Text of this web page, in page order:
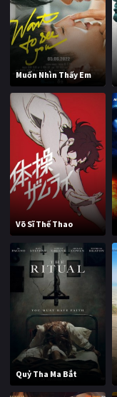
Muốn Nhìn Thấy Em
Võ Sĩ Thế Thao
Quỷ Tha Ma Bắt